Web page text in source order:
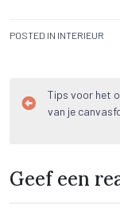
POSTED IN INTERIEUR
Bericht
navigatie
Tips voor het
van je
Geef een